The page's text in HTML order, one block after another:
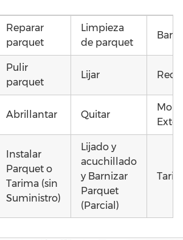
Reparar
parquet
Limpieza
de parquet
Pulir
parquet
Lijar
Abrillantar Quitar
Instalar
Parquet o
Tarima (sin
Suministro)
Lijado y
acuchillado
y Barnizar
Parquet
(Parcial)